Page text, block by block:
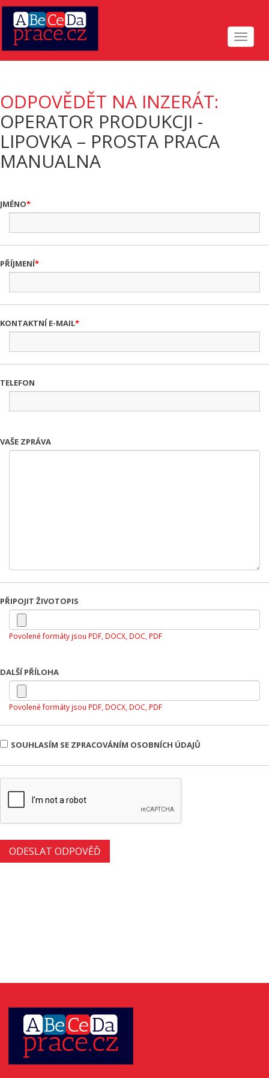
Toggle
ODPOVĚDĚT NA INZERÁT:
OPERATOR PRODUKCJI -
LIPOVKA – PROSTA PRACA
MANUALNA
JMÉNO
PŘÍJMENÍ
KONTAKTNÍ E-MAIL
TELEFON
VAŠE ZPRÁVA
PŘIPOJIT ŽIVOTOPIS
Povolené formáty jsou PDF, DOCX, DOC, PDF
DALŠÍ PŘÍLOHA
Povolené formáty jsou PDF, DOCX, DOC, PDF
SOUHLASÍM SE ZPRACOVÁNÍM OSOBNÍCH ÚDAJŮ